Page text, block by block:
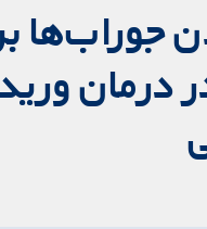
جوراب‌ها
درمان